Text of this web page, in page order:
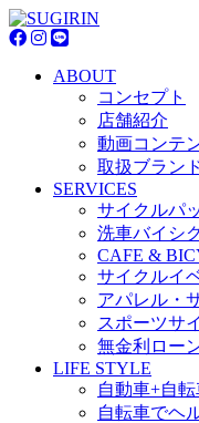
ABOUT
コンセプト
店舗紹介
動画コンテ
取扱ブラン
SERVICES
サイクルパ
洗車バイシ
CAFE &
サイクルイ
アパレル・
スポーツサ
無金利ロー
LIFE STYLE
自動車+自
自転車でヘ